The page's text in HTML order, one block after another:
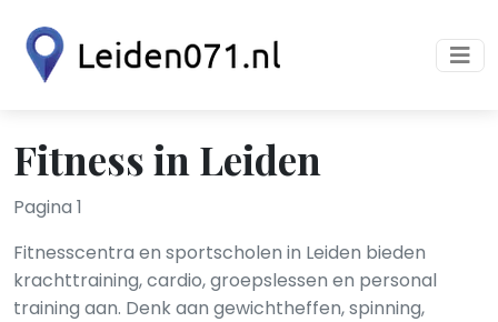
Fitness in Leiden
Pagina 1
Fitnesscentra en sportscholen in Leiden bieden
krachttraining, cardio, groepslessen en personal
training aan. Denk aan gewichtheffen, spinning,